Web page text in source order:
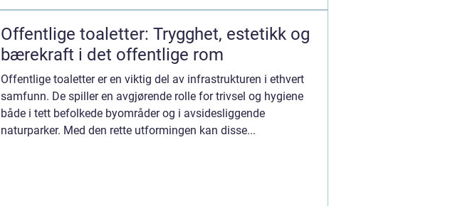
Offentlige toaletter: Trygghet, estetikk og
bærekraft i det offentlige rom
Offentlige toaletter er en viktig del av infrastrukturen i ethvert
samfunn. De spiller en avgjørende rolle for trivsel og hygiene
både i tett befolkede byområder og i avsidesliggende
naturparker. Med den rette utformingen kan disse...